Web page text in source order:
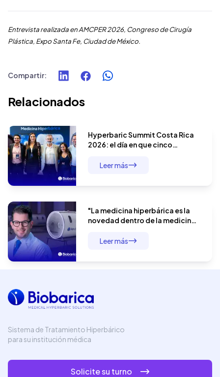
Entrevista realizada en AMCPER 2026, Congreso de Cirugía
Plástica, Expo Santa Fe, Ciudad de México.
Compartir:
Relacionados
Hyperbaric Summit Costa Rica
2026: el día en que cinco
la terapia hiperbárica no tiene
Leer más
"La medicina hiperbárica es la
novedad dentro de la medicina
manejo integral del paciente
Leer más
Sistema de Tratamiento Hiperbárico
para su institución médica
Solicite su turno